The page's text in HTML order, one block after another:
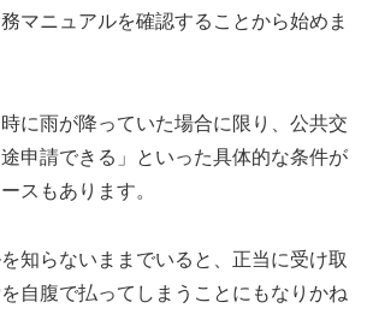
マニュアルを確認することから始めま
に雨が降っていた場合に限り、公共交
申請できる」といった具体的な条件が
スもあります。
知らないままでいると、正当に受け取
自腹で払ってしまうことにもなりかね